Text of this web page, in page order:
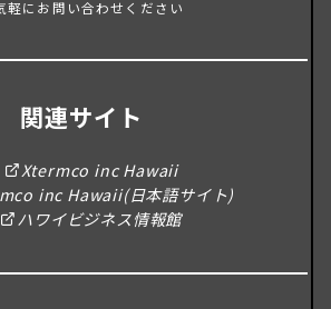
軽にお問い合わせください
関連サイト
Xtermco inc Hawaii
inc Hawaii(日本語サイト)
ハワイビジネス情報館